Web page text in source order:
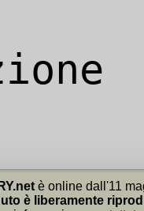
è online dall'11
è liberamente